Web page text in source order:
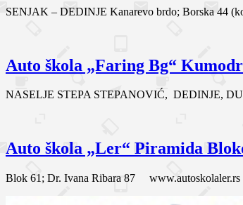
SENJAK – DEDINJE Kanarevo brdo; Borska 44
Auto škola „Faring Bg“
NASELJE STEPA STEPANOVIĆ, DEDINJE,
Auto škola „Ler“ Piramida
Blok 61; Dr. Ivana Ribara 87